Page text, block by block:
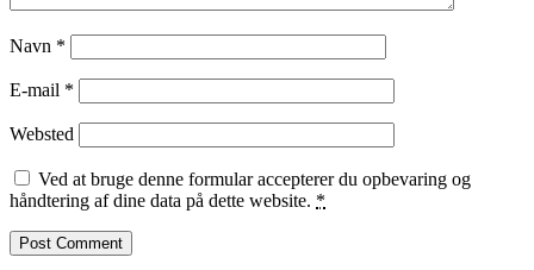
Navn *
E-mail *
Websted
Ved at bruge denne formular accepterer du opbevaring og
håndtering af dine data på dette website. *